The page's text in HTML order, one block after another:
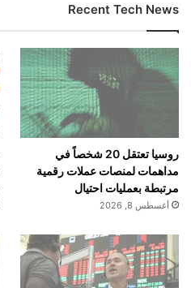
Recent Tech News
روسيا تعتقل 20 شخصاً في
مداهمات لمنصات عملات رقمية
مرتبطة بعمليات احتيال
أغسطس 8, 2026